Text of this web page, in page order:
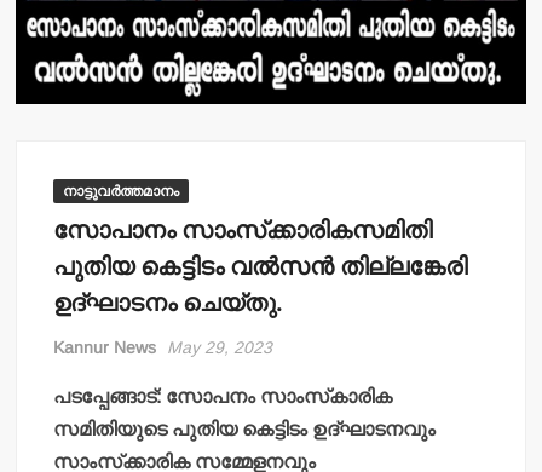
നാട്ടുവർത്തമാനം
സോപാനം സാംസ്‌ക്കാരികസമിതി
പുതിയ കെട്ടിടം വല്‍സന്‍ തില്ലങ്കേരി
ഉദ്ഘാടനം ചെയ്തു.
Kannur News May 29, 2023
പടപ്പേങ്ങാട്: സോപനം സാംസ്‌കാരിക
സമിതിയുടെ പുതിയ കെട്ടിടം ഉദ്ഘാടനവും
സാംസ്‌ക്കാരിക സമ്മേളനവും